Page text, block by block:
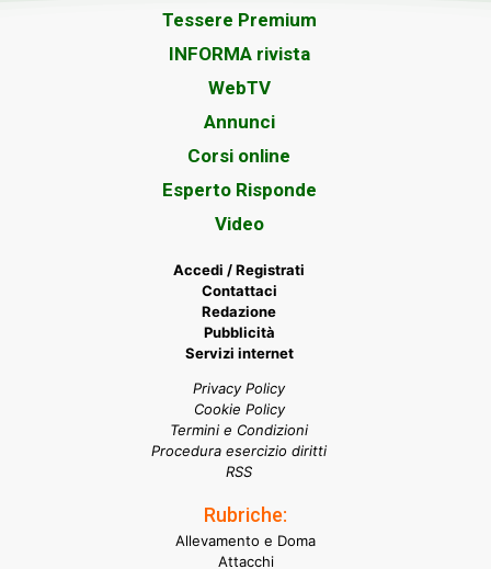
Tessere Premium
INFORMA rivista
WebTV
Annunci
Corsi online
Esperto Risponde
Video
Accedi / Registrati
Contattaci
Redazione
Pubblicità
Servizi internet
Privacy Policy
Cookie Policy
Termini e Condizioni
Procedura esercizio diritti
RSS
Rubriche:
Allevamento e Doma
Attacchi